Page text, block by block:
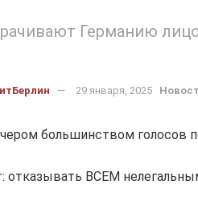
Германию
29 января, 2025
большинством голосов
отказывать ВСЕМ